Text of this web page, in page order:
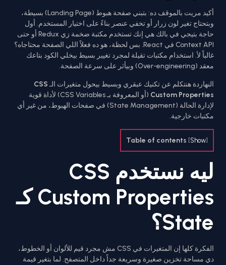
أكيد مريت بالموقف ده: بتبني صفحة هبوط (Landing Page) بسيطة،
وبتحتاج تغير لون زرار أو تخفي عنصر بناءً على اختيار المستخدم. أول
حاجة بتيجي في بالك هي إنك تستخدم مكتبة ضخمة زي Redux أو حتى
Context API في React. بس لحظة، هو ده فعلاً اللي الصفحة محتاجاه؟
غالباً لأ. استخدام مكتبات تقيلة لمجرد تغيير بسيط بيخلي الكود بتاعك
معقد (Over-engineering) وبيأثر على سرعة الصفحة.
النهاردة هنتكلم عن تكنيك عبقري وبسيط بيحول متغيرات الـCSS
Custom Properties
(أو المعروفة بـ CSS Variables) لأداة قوية
لإدارة الحالة (State Management) في صفحات الهبوط، من غير أي
مكتبات خارجية.
Table of contents [Show]
ليه نستخدم CSS
Custom Properties كـ
State؟
الفكرة كلها إن المتغيرات في CSS مش مجرد قيم للألوان أو الخطوط،
دي مساحة تخزين صغيرة وسريعة جداً داخل المتصفح. لما بتغير قيمة